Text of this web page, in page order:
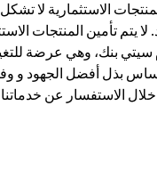
الاستثمارية لا
يتم تأمين المنتجات
بنك، وهي عرضة
بذل أفضل الجهود و وفقًا
الاستفسار عن